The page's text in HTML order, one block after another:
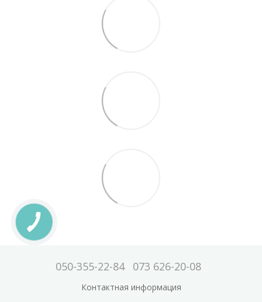
050-355-22-84 073 626-20-08
Контактная информация